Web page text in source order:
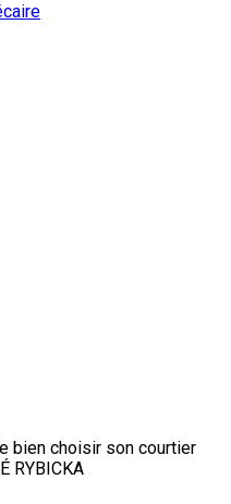
bien choisir son courtier
RYBICKA